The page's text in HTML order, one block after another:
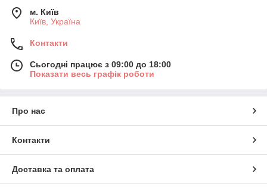
м. Київ
Київ, Україна
Контакти
Сьогодні працює з 09:00 до 18:00
Показати весь графік роботи
Про нас
Контакти
Доставка та оплата